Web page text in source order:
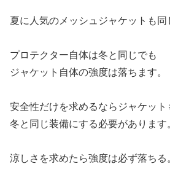
夏に人気のメッシュジャケットも同
プロテクター自体は冬と同じでも
ジャケット自体の強度は落ちます。
安全性だけを求めるならジャケット
冬と同じ装備にする必要があります
涼しさを求めたら強度は必ず落ちる